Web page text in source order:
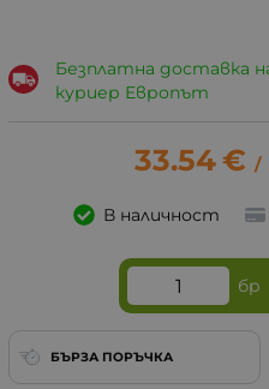
Безплатна доставка
куриер Европът
33.54€ /
В наличност
бр
БЪРЗА ПОРЪЧКА